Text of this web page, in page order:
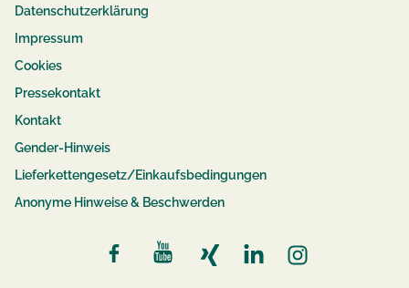
Datenschutzerklärung
Impressum
Cookies
Pressekontakt
Kontakt
Gender-Hinweis
Lieferkettengesetz/Einkaufsbedingungen
Anonyme Hinweise & Beschwerden